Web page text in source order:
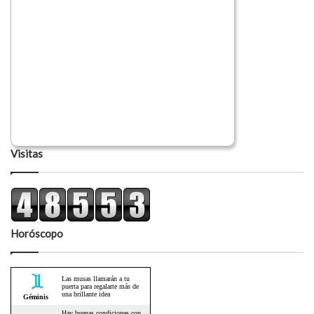
Visitas
Horóscopo